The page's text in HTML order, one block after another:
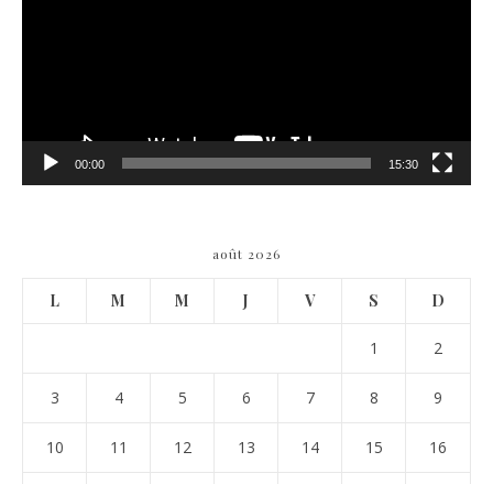
00:00 15:30
août 2026
L M M J V S D
1 2
3 4 5 6 7 8 9
10 11 12 13 14 15 16